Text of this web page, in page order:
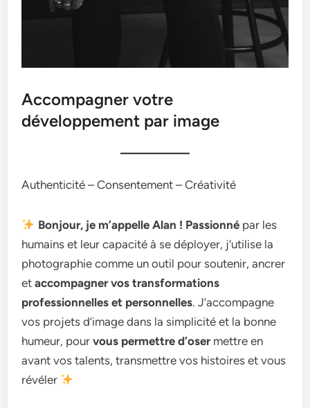
Accompagner votre
développement par image
Authenticité – Consentement – Créativité
Bonjour, je m’appelle Alan ! Passionnépar les
humains et leur capacité à se déployer, j’utilise la
photographie comme un outil pour soutenir, ancrer
etaccompagner vos transformations
professionnelles et personnelles. J’accompagne
vos projets d’image dans la simplicité et la bonne
humeur, pourvous permettre d’osermettre en
avant vos talents, transmettre vos histoires et vous
révéler